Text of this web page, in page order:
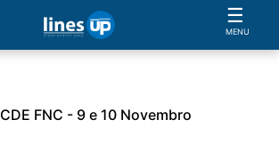
☰
MENU
CDE FNC - 9 e 10 Novembro